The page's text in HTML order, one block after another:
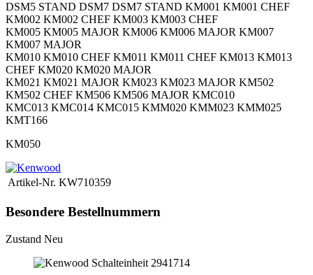
DSM5 STAND DSM7 DSM7 STAND KM001 KM001 CHEF
KM002 KM002 CHEF KM003 KM003 CHEF
KM005 KM005 MAJOR KM006 KM006 MAJOR KM007
KM007 MAJOR
KM010 KM010 CHEF KM011 KM011 CHEF KM013 KM013
CHEF KM020 KM020 MAJOR
KM021 KM021 MAJOR KM023 KM023 MAJOR KM502
KM502 CHEF KM506 KM506 MAJOR KMC010
KMC013 KMC014 KMC015 KMM020 KMM023 KMM025
KMT166
KM050
Artikel-Nr. KW710359
Besondere Bestellnummern
Zustand Neu